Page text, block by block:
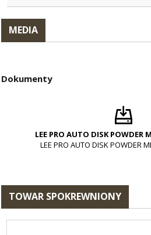
MEDIA
LEE PRO AUTO DISK POWDER
LEE PRO AUTO DISK POWDER
Dokumenty
TOWAR SPOKREWNIONY